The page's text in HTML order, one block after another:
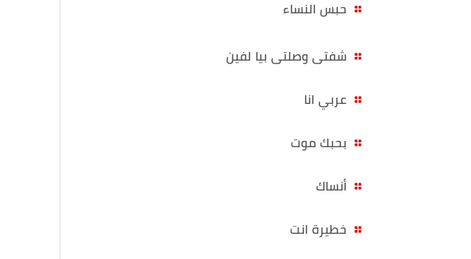
حبس النساء
شفتى وصلتى بيا لفين
عربي انا
بحبك موت
أنساك
خطيرة انت